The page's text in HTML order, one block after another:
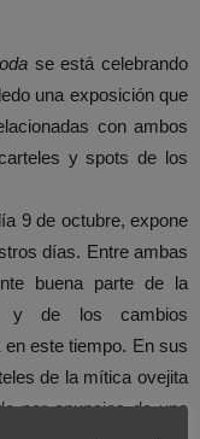
se está celebrando
una exposición que
con ambos
y spots de los
9 de octubre, expone
días. Entre ambas
buena parte de la
y de los cambios
este tiempo. En sus
de la mítica ovejita
por anuncios de una